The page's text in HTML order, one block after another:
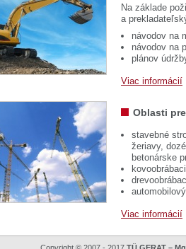
Na základe
a
návodov na
návodov na
plánov
Viac informácií
Oblasti
stavebné
žeriavy,
betonárske
Viac informácií